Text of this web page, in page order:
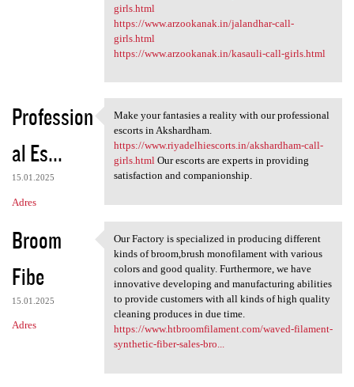
girls.html
https://www.arzookanak.in/jalandhar-call-
girls.html
https://www.arzookanak.in/kasauli-call-girls.html
Profession
al Es...
15.01.2025
Adres
Make your fantasies a reality
Make your fantasies a reality with our professional
escorts in Akshardham.
https://www.riyadelhiescorts.in/akshardham-call-
girls.htmlOur escorts are experts in providing
satisfaction and companionship.
Broom
Fibe
15.01.2025
Adres
Our Factory is specialized in
Our Factory is specialized in producing different
kinds of broom,brush monofilament with various
colors and good quality. Furthermore, we have
innovative developing and manufacturing abilities
to provide customers with all kinds of high quality
cleaning produces in due time.
https://www.htbroomfilament.com/waved-filament-
synthetic-fiber-sales-bro...